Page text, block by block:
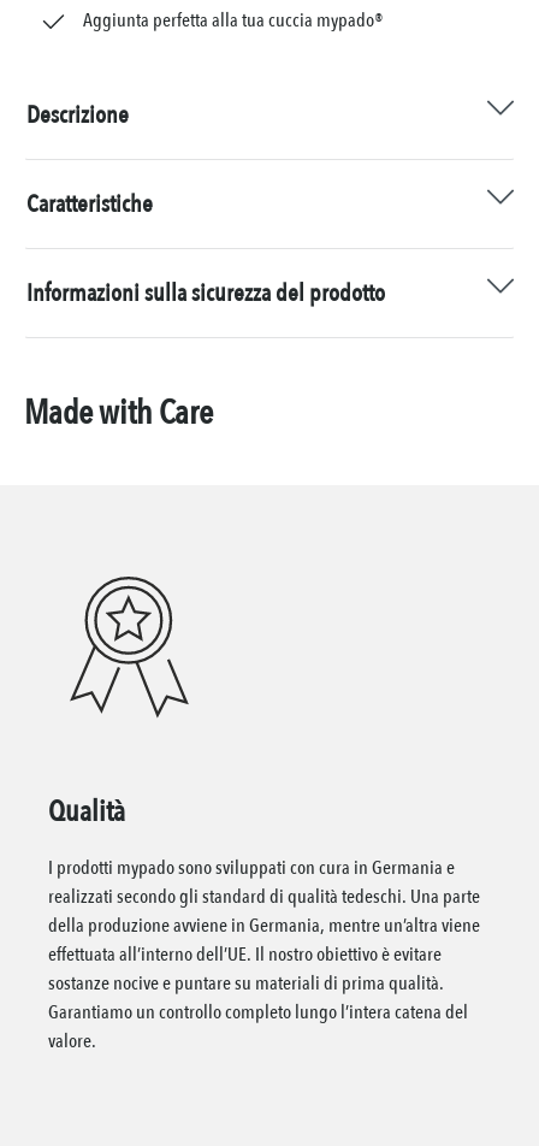
Aggiunta perfetta alla tua cuccia mypado®
Descrizione
Caratteristiche
Informazioni sulla sicurezza del prodotto
Made with Care
Qualità
I prodotti mypado sono sviluppati con cura in Germania e
realizzati secondo gli standard di qualità tedeschi. Una parte
della produzione avviene in Germania, mentre un’altra viene
effettuata all’interno dell’UE. Il nostro obiettivo è evitare
sostanze nocive e puntare su materiali di prima qualità.
Garantiamo un controllo completo lungo l’intera catena del
valore.